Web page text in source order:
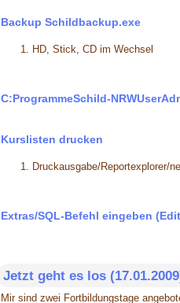
Backup Schildbackup.exe
HD, Stick, CD im Wechsel
C:ProgrammeSchild-
Kurslisten drucken
Druckausgabe/Reportexplorer/
Extras/SQL-Befehl eingeben
Jetzt geht es los
Mir sind zwei Fortbildungstage